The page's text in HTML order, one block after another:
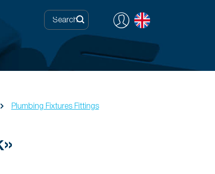
Plumbing Fixtures Fittings